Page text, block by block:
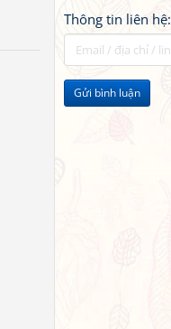
Thông tin liên hệ:
Gửi bình luận